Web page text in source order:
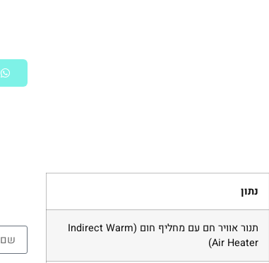
נתון
תנור אוויר חם עם מחליף חום (Indirect Warm
Air Heater)